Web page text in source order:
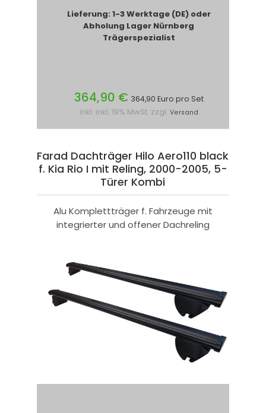
Lieferung: 1-3 Werktage (DE) oder
Abholung Lager Nürnberg
Trägerspezialist
364,90 € 364,90 Euro pro Set
inkl. inkl. 19% MwSt. zzgl. Versand
Farad Dachträger Hilo Aero110 black
f. Kia Rio I mit Reling, 2000-2005, 5-
Türer Kombi
Alu Komplettträger f. Fahrzeuge mit
integrierter und offener Dachreling